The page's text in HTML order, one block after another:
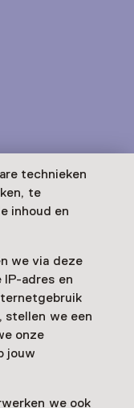
technieken
te
inhoud en
we via deze
IP-adres en
stellen we een
onze
jouw
we ook
tabblad
uur